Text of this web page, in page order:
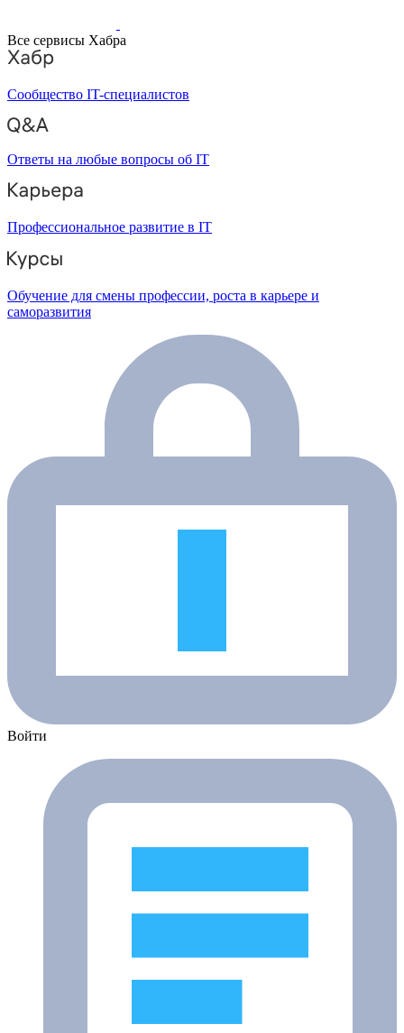
Все сервисы Хабра
Сообщество IT-специалистов
Ответы на любые вопросы об IT
Профессиональное развитие в IT
Обучение для смены профессии, роста в карьере и
саморазвития
Войти